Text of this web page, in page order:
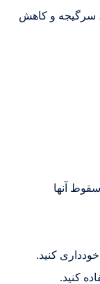
سرگیجه و کاهش
آنها
کنید.
کنید.